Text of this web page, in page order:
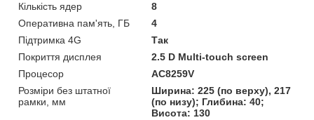
Кількість ядер
8
Оперативна пам'ять, ГБ
4
Підтримка 4G
Так
Покриття дисплея
2.5 D Multi-touch screen
Процесор
AC8259V
Розміри без штатної
рамки, мм
Ширина: 225 (по верху), 217
(по низу); Глибина: 40;
Висота: 130